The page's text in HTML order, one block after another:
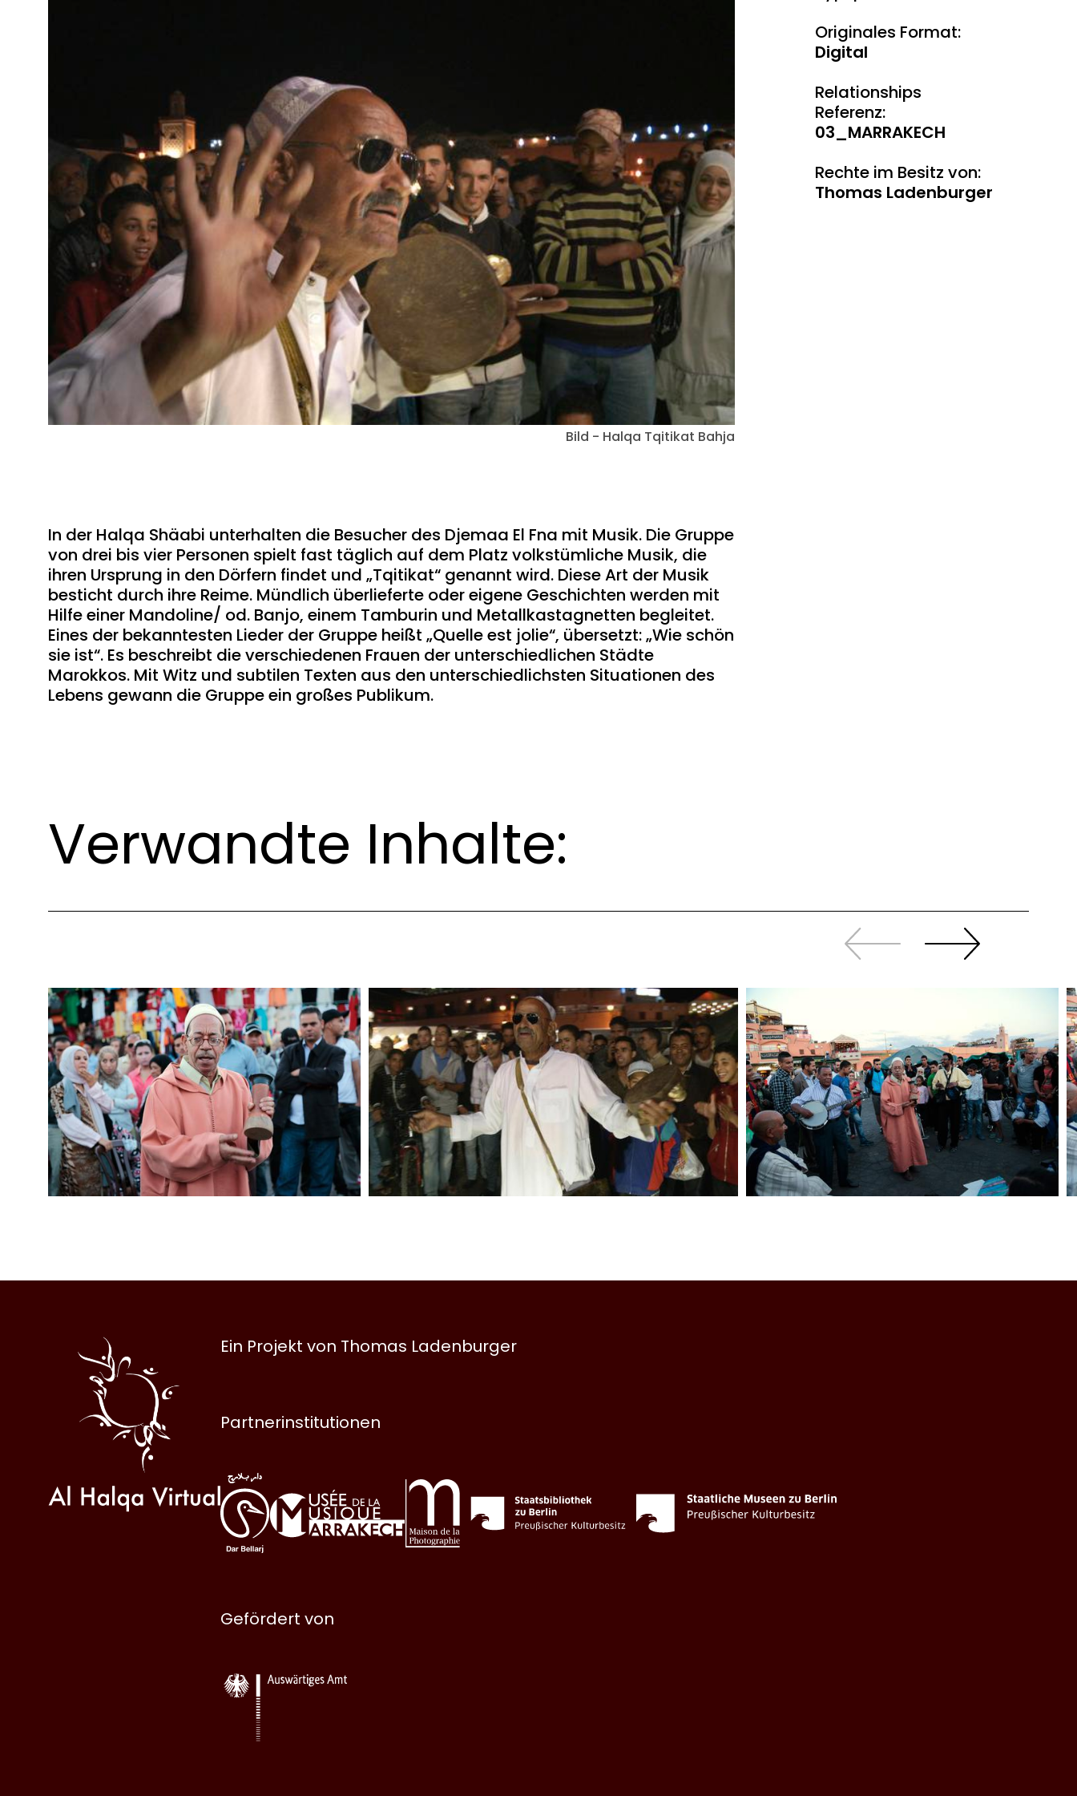
Bild - Halqa Tqitikat Bahja
In der Halqa Shäabi unterhalten die Besucher des Djemaa El Fna mit Musik. Die Gruppe
von drei bis vier Personen spielt fast täglich auf dem Platz volkstümliche Musik, die
ihren Ursprung in den Dörfern findet und „Tqitikat“ genannt wird. Diese Art der Musik
besticht durch ihre Reime. Mündlich überlieferte oder eigene Geschichten werden mit
Hilfe einer Mandoline/ od. Banjo, einem Tamburin und Metallkastagnetten begleitet.
Eines der bekanntesten Lieder der Gruppe heißt „Quelle est jolie“, übersetzt: „Wie schön
sie ist“. Es beschreibt die verschiedenen Frauen der unterschiedlichen Städte
Marokkos. Mit Witz und subtilen Texten aus den unterschiedlichsten Situationen des
Lebens gewann die Gruppe ein großes Publikum.
Originales Format:
Digital
Relationships
Referenz:
03_MARRAKECH
Rechte im Besitz von:
Thomas Ladenburger
Verwandte Inhalte:
Zurück
sliden
Weiter
sliden
Halqa
Ein Projekt von Thomas Ladenburger
Partnerinstitutionen
Gefördert von